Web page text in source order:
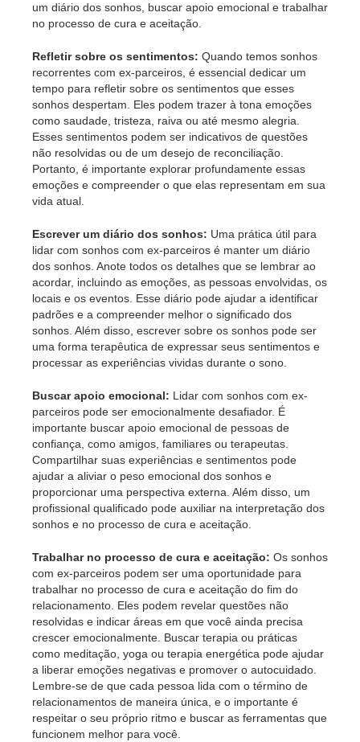
um diário dos sonhos, buscar apoio emocional e trabalhar
no processo de cura e aceitação.
Refletir sobre os sentimentos: Quando temos sonhos
recorrentes com ex-parceiros, é essencial dedicar um
tempo para refletir sobre os sentimentos que esses
sonhos despertam. Eles podem trazer à tona emoções
como saudade, tristeza, raiva ou até mesmo alegria.
Esses sentimentos podem ser indicativos de questões
não resolvidas ou de um desejo de reconciliação.
Portanto, é importante explorar profundamente essas
emoções e compreender o que elas representam em sua
vida atual.
Escrever um diário dos sonhos: Uma prática útil para
lidar com sonhos com ex-parceiros é manter um diário
dos sonhos. Anote todos os detalhes que se lembrar ao
acordar, incluindo as emoções, as pessoas envolvidas, os
locais e os eventos. Esse diário pode ajudar a identificar
padrões e a compreender melhor o significado dos
sonhos. Além disso, escrever sobre os sonhos pode ser
uma forma terapêutica de expressar seus sentimentos e
processar as experiências vividas durante o sono.
Buscar apoio emocional: Lidar com sonhos com ex-
parceiros pode ser emocionalmente desafiador. É
importante buscar apoio emocional de pessoas de
confiança, como amigos, familiares ou terapeutas.
Compartilhar suas experiências e sentimentos pode
ajudar a aliviar o peso emocional dos sonhos e
proporcionar uma perspectiva externa. Além disso, um
profissional qualificado pode auxiliar na interpretação dos
sonhos e no processo de cura e aceitação.
Trabalhar no processo de cura e aceitação: Os sonhos
com ex-parceiros podem ser uma oportunidade para
trabalhar no processo de cura e aceitação do fim do
relacionamento. Eles podem revelar questões não
resolvidas e indicar áreas em que você ainda precisa
crescer emocionalmente. Buscar terapia ou práticas
como meditação, yoga ou terapia energética pode ajudar
a liberar emoções negativas e promover o autocuidado.
Lembre-se de que cada pessoa lida com o término de
relacionamentos de maneira única, e o importante é
respeitar o seu próprio ritmo e buscar as ferramentas que
funcionem melhor para você.